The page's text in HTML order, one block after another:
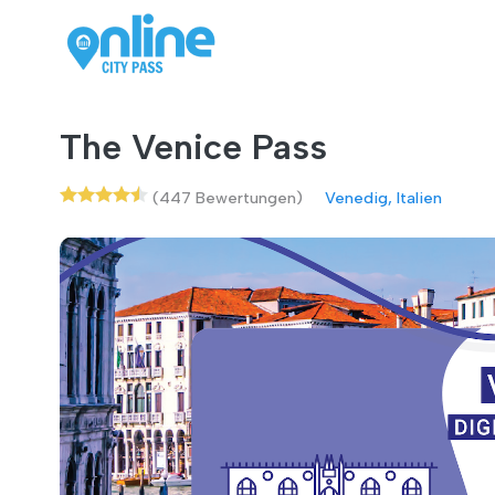
The Venice Pass
(447 Bewertungen) Venedig, Italien